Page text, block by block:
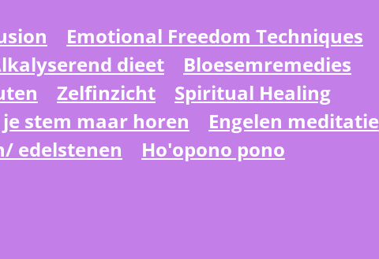
Emotional Freedom Techniques
dieet
Bloesemremedies
Zelfinzicht
Spiritual Healing
stem maar horen
Engelen meditatie
edelstenen Ho'opono pono